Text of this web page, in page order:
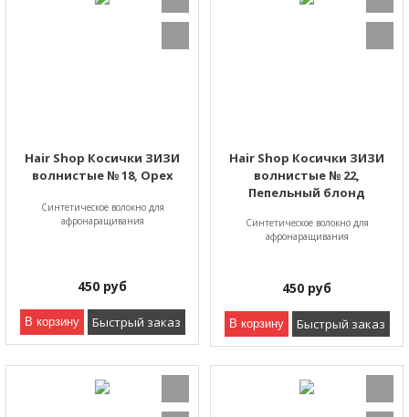
Hair Shop Косички ЗИЗИ
волнистые № 18, Орех
Синтетическое волокно для
афронаращивания
450 руб
В корзину Быстрый заказ
Hair Shop Косички ЗИЗИ
волнистые № 22,
Пепельный блонд
Синтетическое волокно для
афронаращивания
450 руб
В корзину Быстрый заказ